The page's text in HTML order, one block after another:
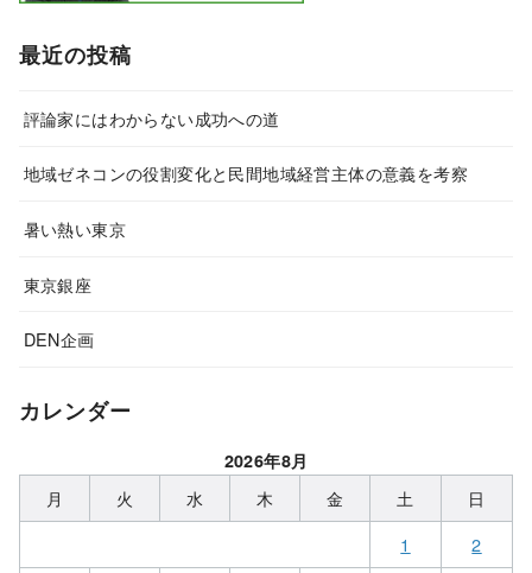
最近の投稿
評論家にはわからない成功への道
地域ゼネコンの役割変化と民間地域経営主体の意義を考察
暑い熱い東京
東京銀座
DEN企画
カレンダー
2026年8月
月 火 水 木 金 土
日
1
2